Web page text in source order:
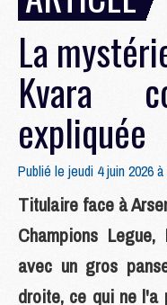
La
Kvara
expliquée
Publié le jeudi 4 juin 2026 à
Titulaire face à
Champions
avec un gros
droite, ce qui ne l'a